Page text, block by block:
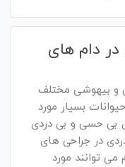
دام های
و بیهوشی مختلف
بسیار مورد
بی حسی و بی دردی
در جراحی های
توانند مورد